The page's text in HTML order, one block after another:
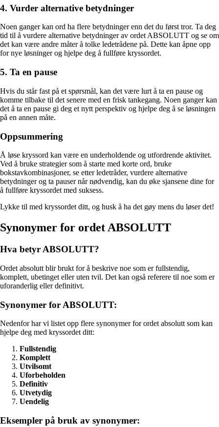
4. Vurder alternative betydninger
Noen ganger kan ord ha flere betydninger enn det du først tror. Ta deg
tid til å vurdere alternative betydninger av ordet ABSOLUTT og se om
det kan være andre måter å tolke ledetrådene på. Dette kan åpne opp
for nye løsninger og hjelpe deg å fullføre kryssordet.
5. Ta en pause
Hvis du står fast på et spørsmål, kan det være lurt å ta en pause og
komme tilbake til det senere med en frisk tankegang. Noen ganger kan
det å ta en pause gi deg et nytt perspektiv og hjelpe deg å se løsningen
på en annen måte.
Oppsummering
Å løse kryssord kan være en underholdende og utfordrende aktivitet.
Ved å bruke strategier som å starte med korte ord, bruke
bokstavkombinasjoner, se etter ledetråder, vurdere alternative
betydninger og ta pauser når nødvendig, kan du øke sjansene dine for
å fullføre kryssordet med suksess.
Lykke til med kryssordet ditt, og husk å ha det gøy mens du løser det!
Synonymer for ordet ABSOLUTT
Hva betyr ABSOLUTT?
Ordet absolutt blir brukt for å beskrive noe som er fullstendig,
komplett, ubetinget eller uten tvil. Det kan også referere til noe som er
uforanderlig eller definitivt.
Synonymer for ABSOLUTT:
Nedenfor har vi listet opp flere synonymer for ordet absolutt som kan
hjelpe deg med kryssordet ditt:
Fullstendig
Komplett
Utvilsomt
Uforbeholden
Definitiv
Utvetydig
Uendelig
Eksempler på bruk av synonymer: